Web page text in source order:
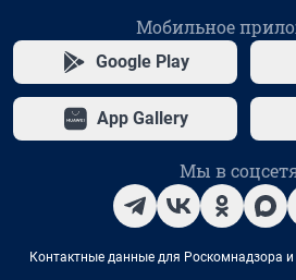
Мобильное
Google Play
App Gallery
Мы в
Контактные данные для Роскомнадзора и